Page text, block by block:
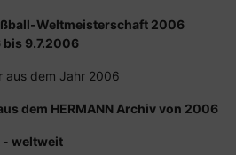
Weltmeisterschaft 2006
9.7.2006
aus dem Jahr 2006
dem HERMANN Archiv von 2006
- weltweit